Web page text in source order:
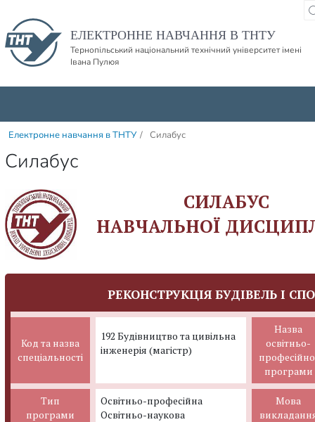
ЕЛЕКТРОННЕ НАВЧАННЯ В ТНТУ
Тернопільський національний технічний університет імені
Івана Пулюя
Електронне навчання в ТНТУ / Силабус
Силабус
СИЛАБУС
НАВЧАЛЬНОЇ
РЕКОНСТРУКЦІЯ БУДІВЕЛЬ І
Код та назва
спеціальності
Назва
освітньо-
програми
192 Будівництво та цивільна
інженерія (магістр)
Тип
програми
Освітньо-професійна
Освітньо-наукова
Мова